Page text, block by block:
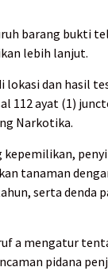
barang bukti
lebih lanjut.
dan hasil
112 ayat (1)
Narkotika.
tanaman
serta denda
a mengatur
pidana